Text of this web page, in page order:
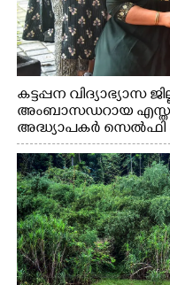
കട്ടപ്പന
അംബാസഡറായ എസ്തർ
അദ്ധ്യാപകർ